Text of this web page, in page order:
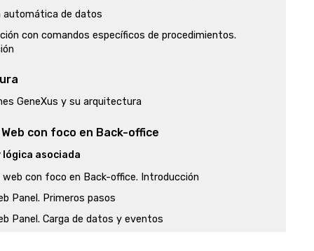
automática de datos
con comandos específicos de procedimientos.
GeneXus y su arquitectura
con foco en Back-office
lógica asociada
web con foco en Back-office. Introducción
Panel. Primeros pasos
Panel. Carga de datos y eventos